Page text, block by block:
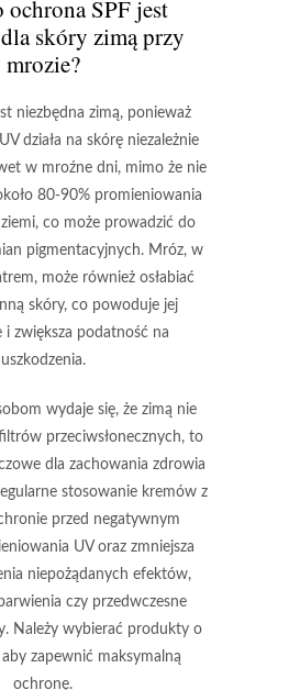
ochrona SPF jest
skóry zimą przy
mrozie?
niezbędna zimą, ponieważ
działa na skórę niezależnie
w mroźne dni, mimo że nie
80-90% promieniowania
co może prowadzić do
pigmentacyjnych. Mróz, w
może również osłabiać
skóry, co powoduje jej
i zwiększa podatność na
uszkodzenia.
wydaje się, że zimą nie
przeciwsłonecznych, to
dla zachowania zdrowia
stosowanie kremów z
przed negatywnym
UV oraz zmniejsza
niepożądanych efektów,
czy przedwczesne
Należy wybierać produkty o
zapewnić maksymalną
ochronę.